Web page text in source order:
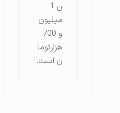
میلیون
و 700
هزارتوما
ن است.